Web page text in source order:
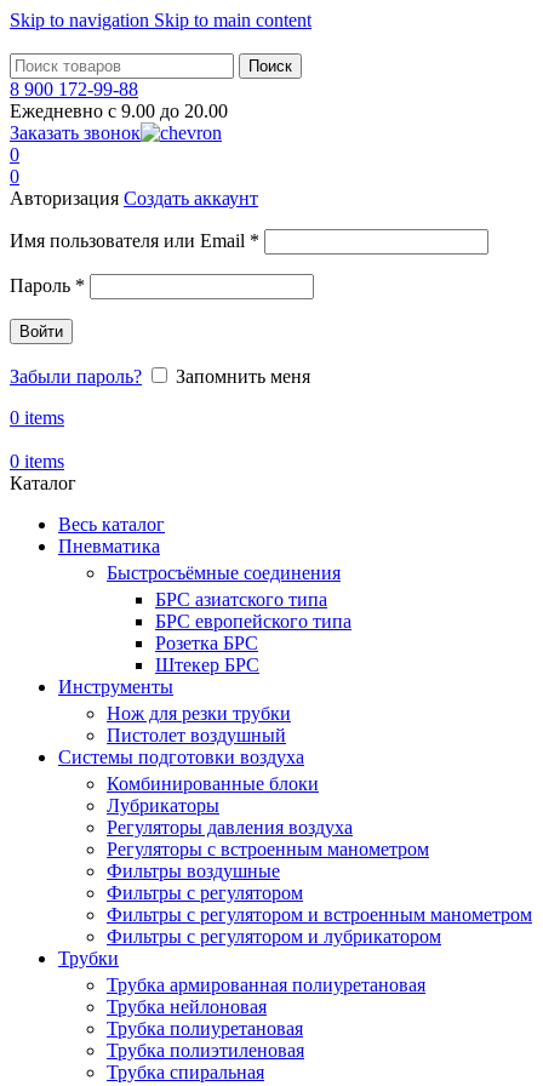
Skip to navigation Skip to main content
Поиск
8 900 172-99-88
Ежедневно с 9.00 до 20.00
Заказать звонок
0
0
Авторизация Создать аккаунт
Имя пользователя или Email *
Пароль *
Войти
Забыли пароль?
Запомнить меня
0 items
0 items
Каталог
Весь каталог
Пневматика
Быстросъёмные соединения
БРС азиатского типа
БРС европейского типа
Розетка БРС
Штекер БРС
Инструменты
Нож для резки трубки
Пистолет воздушный
Системы подготовки воздуха
Комбинированные блоки
Лубрикаторы
Регуляторы давления воздуха
Регуляторы с встроенным манометром
Фильтры воздушные
Фильтры с регулятором
Фильтры с регулятором и встроенным манометром
Фильтры с регулятором и лубрикатором
Трубки
Трубка армированная полиуретановая
Трубка нейлоновая
Трубка полиуретановая
Трубка полиэтиленовая
Трубка спиральная